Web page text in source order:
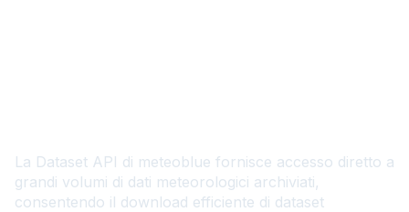
La Dataset API di meteoblue fornisce accesso diretto a
grandi volumi di dati meteorologici archiviati,
consentendo il download efficiente di dataset